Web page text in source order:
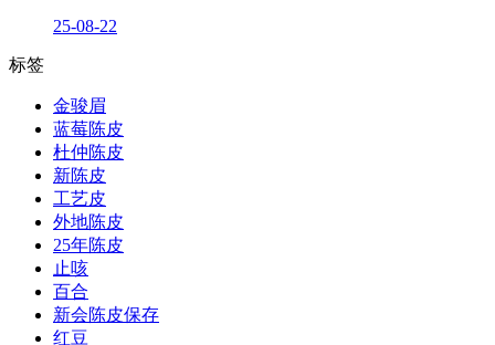
25-08-22
标签
金骏眉
蓝莓陈皮
杜仲陈皮
新陈皮
工艺皮
外地陈皮
25年陈皮
止咳
百合
新会陈皮保存
红豆